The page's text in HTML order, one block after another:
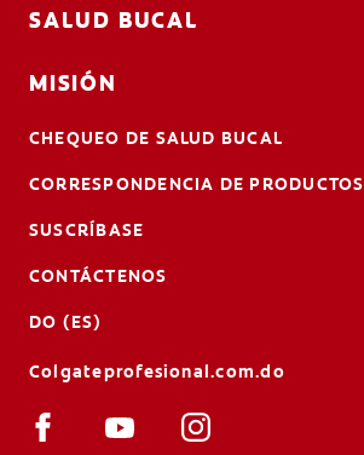
SALUD BUCAL
MISIÓN
CHEQUEO DE SALUD BUCAL
CORRESPONDENCIA DE PRODUCTOS
SUSCRÍBASE
CONTÁCTENOS
DO (ES)
Colgateprofesional.com.do